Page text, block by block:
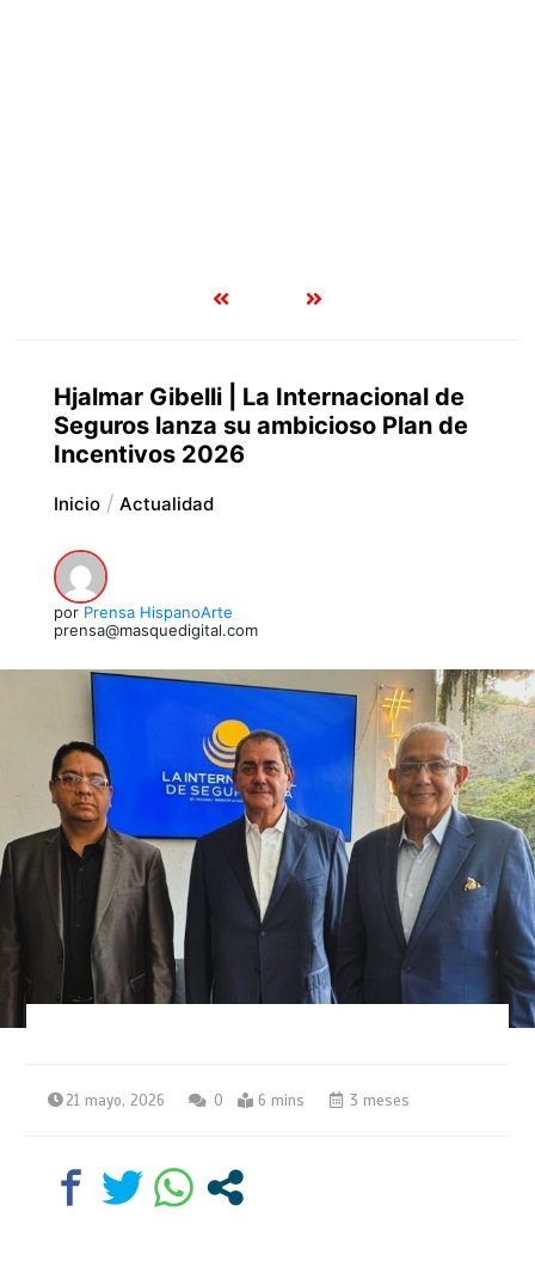
Hjalmar Gibelli | La Internacional de
Seguros lanza su ambicioso Plan de
Incentivos 2026
Inicio Actualidad
por Prensa HispanoArte
prensa@masquedigital.com
21 mayo, 2026 0 6 mins 3 meses